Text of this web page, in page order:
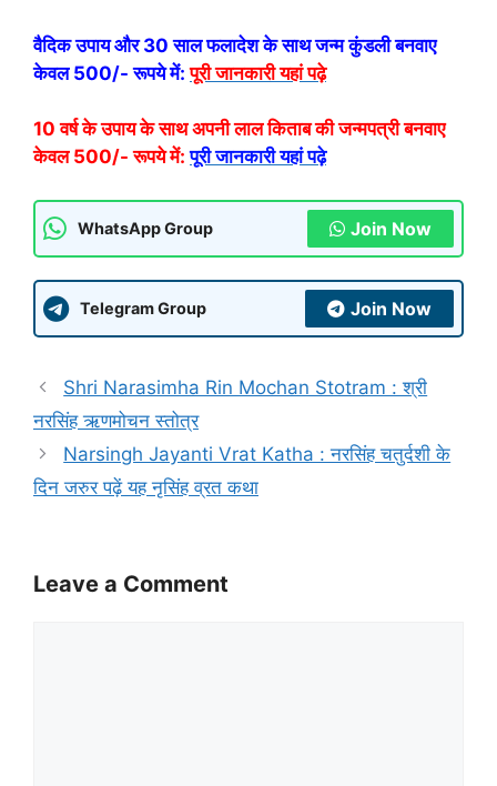
वैदिक उपाय और 30 साल फलादेश के साथ जन्म कुंडली बनवाए
केवल 500/- रूपये में: पूरी जानकारी यहां पढ़े
10 वर्ष के उपाय के साथ अपनी लाल किताब की जन्मपत्री बनवाए
केवल 500/- रूपये में: पूरी जानकारी यहां पढ़े
WhatsApp Group Join Now
Telegram Group Join Now
Shri Narasimha Rin Mochan Stotram : श्री
नरसिंह ऋणमोचन स्तोत्र
Narsingh Jayanti Vrat Katha : नरसिंह चतुर्दशी के
दिन जरुर पढ़ें यह नृसिंह व्रत कथा
Leave a Comment